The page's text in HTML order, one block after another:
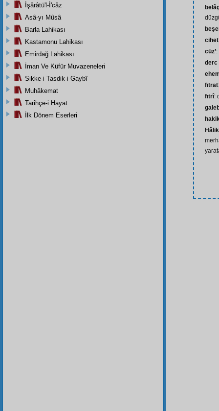
cihet
cüz’:
derc
fıtrat
fıtrî:
İşârâtü'l-İ'câz
Asâ-yı Mûsâ
Barla Lahikası
Kastamonu Lahikası
Emirdağ Lahikası
İman Ve Küfür Muvazeneleri
Sikke-i Tasdik-i Gaybî
Muhâkemat
Tarihçe-i Hayat
İlk Dönem Eserleri